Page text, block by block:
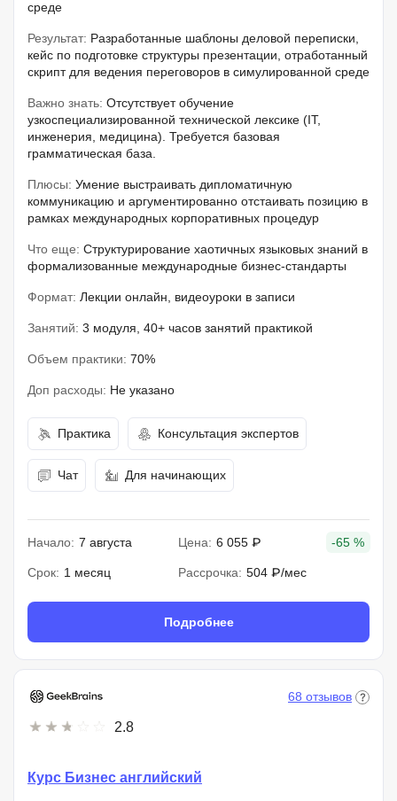
среде
Результат: Разработанные шаблоны деловой переписки,
кейс по подготовке структуры презентации, отработанный
скрипт для ведения переговоров в симулированной среде
Важно знать: Отсутствует обучение
узкоспециализированной технической лексике (IT,
инженерия, медицина). Требуется базовая
грамматическая база.
Плюсы: Умение выстраивать дипломатичную
коммуникацию и аргументированно отстаивать позицию в
рамках международных корпоративных процедур
Что еще: Структурирование хаотичных языковых знаний в
формализованные международные бизнес-стандарты
Формат: Лекции онлайн, видеоуроки в записи
Занятий: 3 модуля, 40+ часов занятий практикой
Объем практики: 70%
Доп расходы: Не указано
Практика Консультация экспертов
Чат Для начинающих
Начало: 7 августа Цена: 6 055 ₽ -65 %
Срок: 1 месяц Рассрочка: 504 ₽/мес
Подробнее
2.8
68 отзывов
Курс Бизнес английский